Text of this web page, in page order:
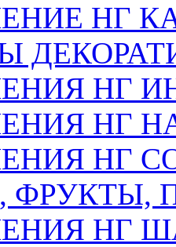
НГ
НГ
НГ
НГ
ФРУКТЫ,
НГ